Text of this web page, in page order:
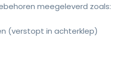
meegeleverd zoals:
(verstopt in achterklep)